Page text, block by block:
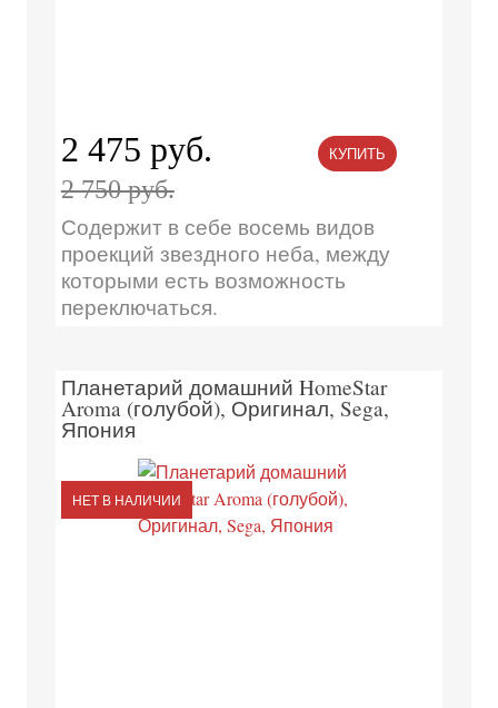
2 475 руб.
2 750 руб.
КУПИТЬ
Содержит в себе восемь видов
проекций звездного неба, между
которыми есть возможность
переключаться.
Планетарий домашний HomeStar
Aroma (голубой), Оригинал, Sega,
Япония
НЕТ В НАЛИЧИИ